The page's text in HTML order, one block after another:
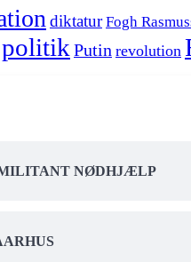
diktatur Fogh
politik Putin revolution
MILITANT NØDHJÆLP